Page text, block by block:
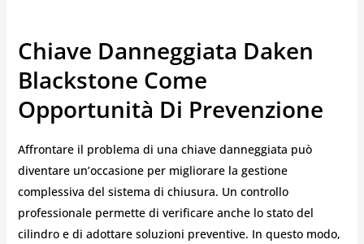
Chiave Danneggiata Daken
Blackstone Come
Opportunità Di Prevenzione
Affrontare il problema di una chiave danneggiata può
diventare un’occasione per migliorare la gestione
complessiva del sistema di chiusura. Un controllo
professionale permette di verificare anche lo stato del
cilindro e di adottare soluzioni preventive. In questo modo,